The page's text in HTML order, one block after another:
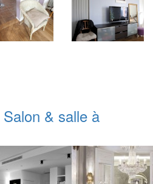
Salon & salle à